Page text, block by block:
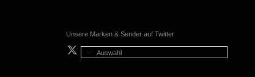
Unsere Marken & Sender auf Twitter
Auswahl